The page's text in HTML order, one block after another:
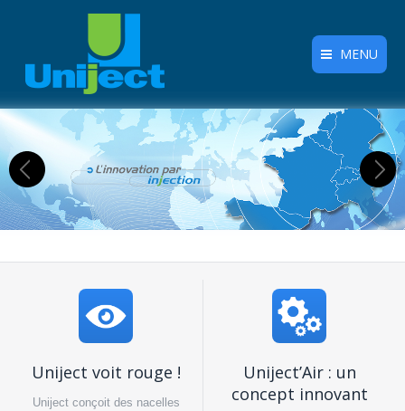
MENU
Uniject voit rouge !
Uniject conçoit des nacelles
Uniject’Air : un
concept innovant